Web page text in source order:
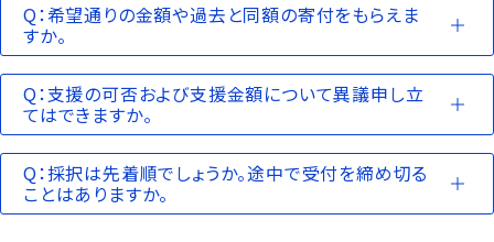
Q：希望通りの金額や過去と同額の寄付をもらえま
すか。
Q：支援の可否および支援金額について異議申し立
てはできますか。
Q：採択は先着順でしょうか。途中で受付を締め切る
ことはありますか。